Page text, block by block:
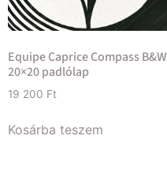
Equipe Caprice Compass B&W
20×20 padlólap
19 200 Ft
Kosárba teszem